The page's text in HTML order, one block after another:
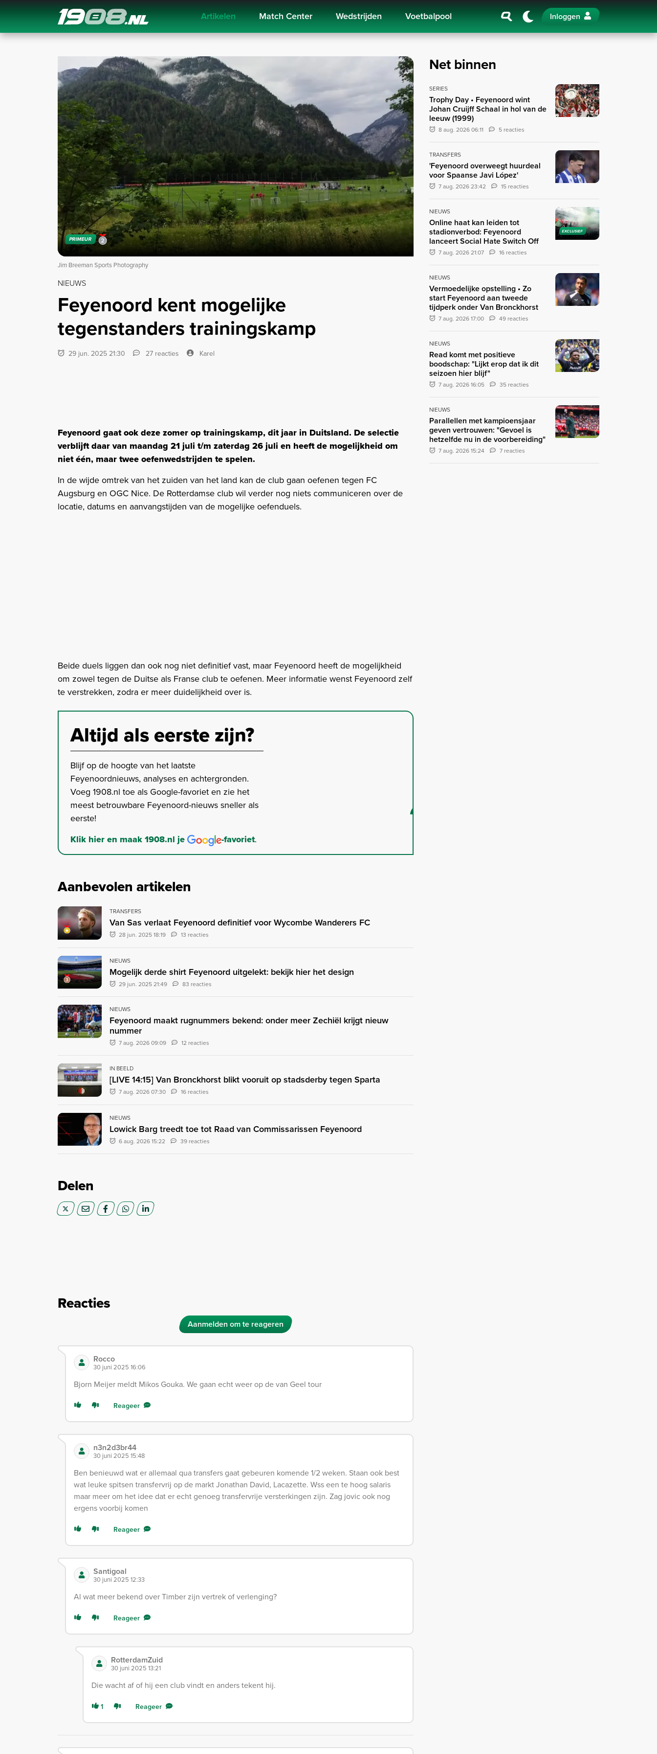
Navigation Artikelen Match Center Wedstrijden Voetbalpool Inloggen
PRIMEUR
Jim Breeman Sports Photography
NIEUWS
Feyenoord kent mogelijke
tegenstanders trainingskamp
29 jun. 2025 21:30 27 reacties Karel
Feyenoord gaat ook deze zomer op trainingskamp, dit jaar in Duitsland. De selectie
verblijft daar van maandag 21 juli t/m zaterdag 26 juli en heeft de mogelijkheid om
niet één, maar twee oefenwedstrijden te spelen.
In de wijde omtrek van het zuiden van het land kan de club gaan oefenen tegen FC
Augsburg en OGC Nice. De Rotterdamse club wil verder nog niets communiceren over de
locatie, datums en aanvangstijden van de mogelijke oefenduels.
Beide duels liggen dan ook nog niet definitief vast, maar Feyenoord heeft de mogelijkheid
om zowel tegen de Duitse als Franse club te oefenen. Meer informatie wenst Feyenoord zelf
te verstrekken, zodra er meer duidelijkheid over is.
Altijd als eerste zijn?
Blijf op de hoogte van het laatste
Feyenoordnieuws, analyses en achtergronden.
Voeg 1908.nl toe als Google-favoriet en zie het
meest betrouwbare Feyenoord-nieuws sneller als
eerste!
Klik hier en maak 1908.nl je
-favoriet.
Aanbevolen artikelen
TRANSFERS
Van Sas verlaat Feyenoord definitief voor Wycombe Wanderers FC
28 jun. 2025 18:19 13 reacties
NIEUWS
Mogelijk derde shirt Feyenoord uitgelekt: bekijk hier het design
29 jun. 2025 21:49 83 reacties
NIEUWS
Feyenoord maakt rugnummers bekend: onder meer Zechiël krijgt nieuw
nummer
7 aug. 2026 09:09 12 reacties
IN BEELD
[LIVE 14:15] Van Bronckhorst blikt vooruit op stadsderby tegen Sparta
7 aug. 2026 07:30 16 reacties
NIEUWS
Lowick Barg treedt toe tot Raad van Commissarissen Feyenoord
6 aug. 2026 15:22 39 reacties
Delen
Reacties
Aanmelden om te reageren
Rocco
30 juni 2025 16:06
Bjorn Meijer meldt Mikos Gouka. We gaan echt weer op de van Geel tour
Reageer
n3n2d3br44
30 juni 2025 15:48
Ben benieuwd wat er allemaal qua transfers gaat gebeuren komende 1/2 weken. Staan ook best
wat leuke spitsen transfervrij op de markt Jonathan David, Lacazette. Wss een te hoog salaris
maar meer om het idee dat er echt genoeg transfervrije versterkingen zijn. Zag jovic ook nog
ergens voorbij komen
Reageer
Santigoal
30 juni 2025 12:33
Al wat meer bekend over Timber zijn vertrek of verlenging?
Reageer
RotterdamZuid
30 juni 2025 13:21
Die wacht af of hij een club vindt en anders tekent hij.
1 Reageer
Net binnen
SERIES
Trophy Day • Feyenoord wint
Johan Cruijff Schaal in hol van de
leeuw (1999)
8 aug. 2026 06:11 5 reacties
TRANSFERS
'Feyenoord overweegt huurdeal
voor Spaanse Javi López'
7 aug. 2026 23:42 15 reacties
EXCLUSIEF
NIEUWS
Online haat kan leiden tot
stadionverbod: Feyenoord
lanceert Social Hate Switch Off
7 aug. 2026 21:07 16 reacties
NIEUWS
Vermoedelijke opstelling • Zo
start Feyenoord aan tweede
tijdperk onder Van Bronckhorst
7 aug. 2026 17:00 49 reacties
NIEUWS
Read komt met positieve
boodschap: "Lijkt erop dat ik dit
seizoen hier blijf"
7 aug. 2026 16:05 35 reacties
NIEUWS
Parallellen met kampioensjaar
geven vertrouwen: "Gevoel is
hetzelfde nu in de voorbereiding"
7 aug. 2026 15:24 7 reacties